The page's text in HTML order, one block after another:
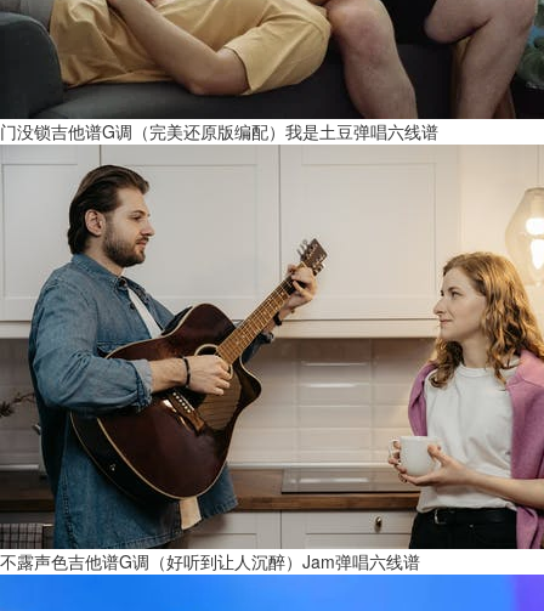
门没锁吉他谱G调（完美还原版编配）我是土豆弹唱六线谱
不露声色吉他谱G调（好听到让人沉醉）Jam弹唱六线谱